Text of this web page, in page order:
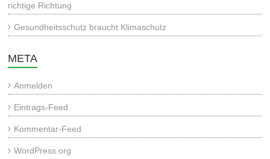
richtige Richtung
Gesundheitsschutz braucht Klimaschutz
META
Anmelden
Eintrags-Feed
Kommentar-Feed
WordPress.org